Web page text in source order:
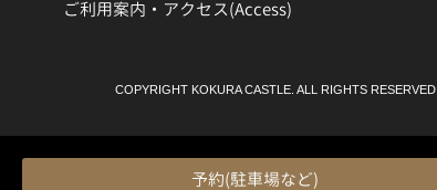
ご利用案内・アクセス(Access)
COPYRIGHT KOKURA CASTLE. ALL RIGHTS RESERVED.
予約(駐車場など)